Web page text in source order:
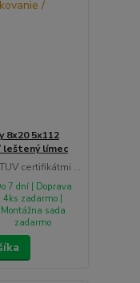
8x20 5x112
leštený límec
certifikátmi ...
7 dní | Doprava
4ks zadarmo |
Montážna sada
zadarmo